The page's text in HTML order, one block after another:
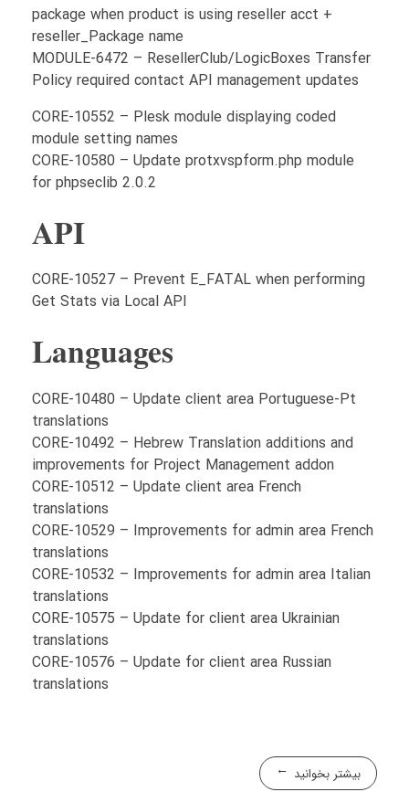
package when product is using reseller acct +
reseller_Package name
MODULE-6472 – ResellerClub/LogicBoxes Transfer
Policy required contact API management updates
CORE-10552 – Plesk module displaying coded
module setting names
CORE-10580 – Update protxvspform.php module
for phpseclib 2.0.2
API
CORE-10527 – Prevent E_FATAL when performing
Get Stats via Local API
Languages
CORE-10480 – Update client area Portuguese-Pt
translations
CORE-10492 – Hebrew Translation additions and
improvements for Project Management addon
CORE-10512 – Update client area French
translations
CORE-10529 – Improvements for admin area French
translations
CORE-10532 – Improvements for admin area Italian
translations
CORE-10575 – Update for client area Ukrainian
translations
CORE-10576 – Update for client area Russian
translations
بیشتر بخوانید